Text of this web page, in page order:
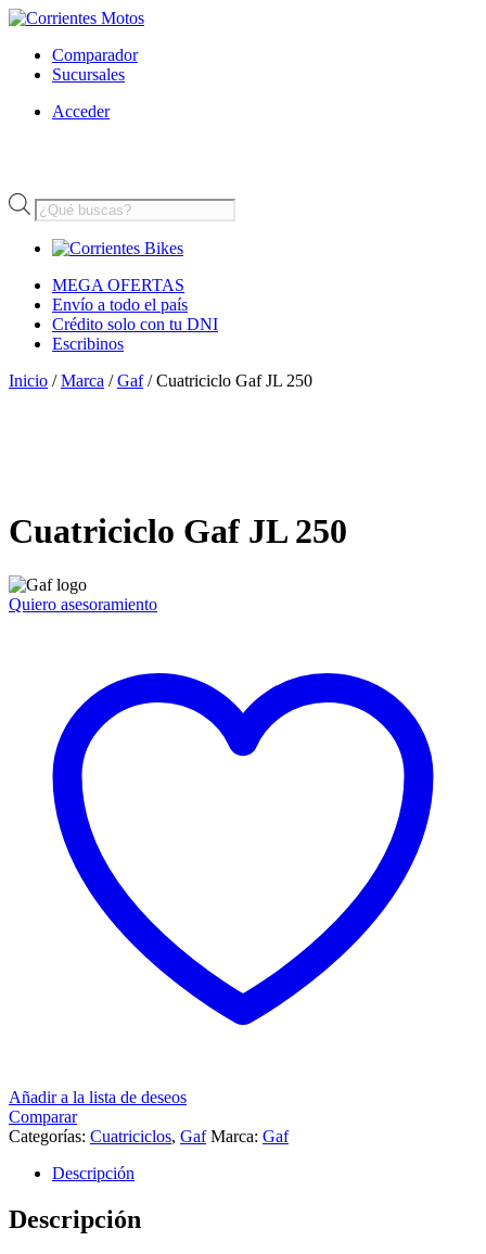
Comparador
Sucursales
Acceder
Búsqueda
de
productos
MEGA OFERTAS
Envío a todo el país
Crédito solo con tu DNI
Escribinos
Inicio /Marca /Gaf/ Cuatriciclo Gaf JL 250
Cuatriciclo Gaf JL 250
Quiero asesoramiento
Añadir a la lista de deseos
Comparar
Categorías: Cuatriciclos, Gaf Marca: Gaf
Descripción
Descripción